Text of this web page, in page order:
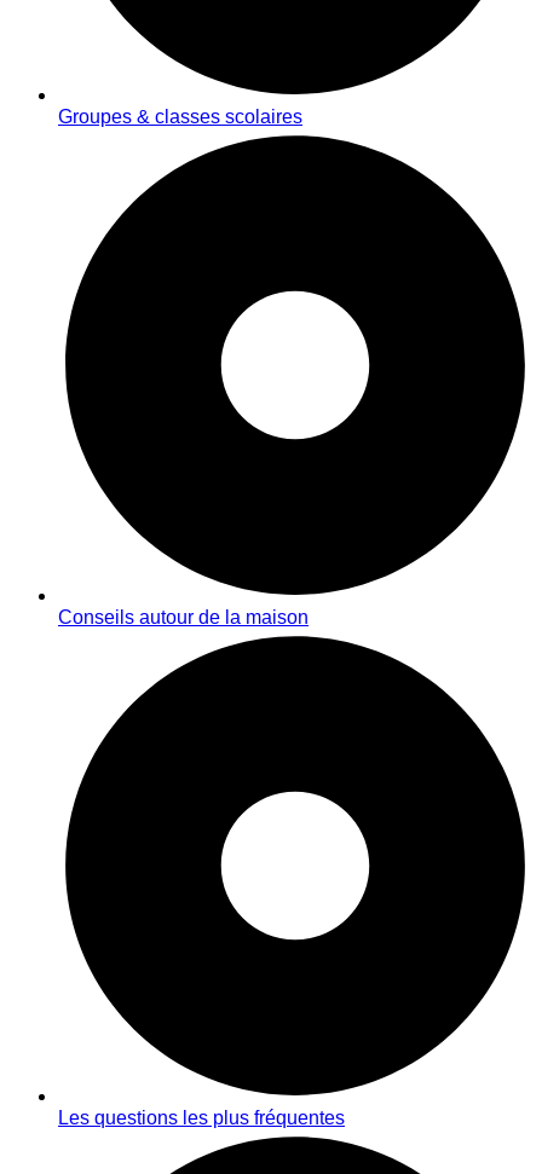
Groupes & classes scolaires
Conseils autour de la maison
Les questions les plus fréquentes